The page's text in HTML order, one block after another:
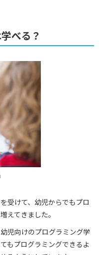
べる？
受けて、幼児からでもプロ
えてきました。
児向けのプログラミング学
もプログラミングできるよ